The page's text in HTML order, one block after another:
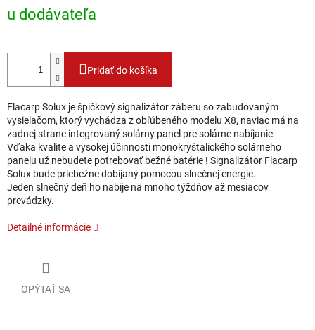
u dodávateľa
Pridať do košíka
Flacarp Solux je špičkový signalizátor záberu so zabudovaným
vysielačom, ktorý vychádza z obľúbeného modelu X8, naviac má na
zadnej strane integrovaný solárny panel pre solárne nabíjanie.
Vďaka kvalite a vysokej účinnosti monokryštalického solárneho
panelu už nebudete potrebovať bežné batérie ! Signalizátor Flacarp
Solux bude priebežne dobíjaný pomocou slnečnej energie.
Jeden slnečný deň ho nabije na mnoho týždňov až mesiacov
prevádzky.
Detailné informácie
OPÝTAŤ SA